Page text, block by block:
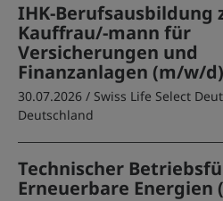
IHK-Berufsausbildung
Kauffrau/-mann für
Versicherungen und
Finanzanlagen (m/w/d)
30.07.2026 / Swiss Life Select
Deutschland
Technischer
Erneuerbare Energien